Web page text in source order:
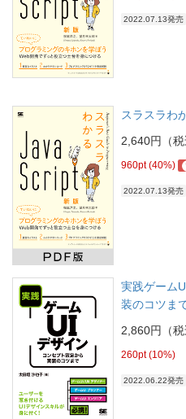
2022.07.13発売
スラスラわ
2,640円（税
960pt (40%)
2022.07.13発売
実践ゲーム
装のコツま
2,860円（税
260pt (10%)
2022.06.22発売